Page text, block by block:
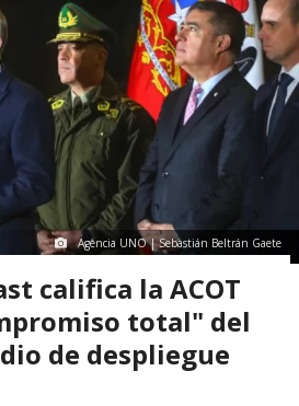
Agencia UNO | Sebastián Beltrán Gaete
califica la ACOT
total" del
de despliegue